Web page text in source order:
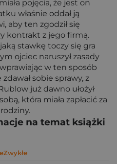
pojęcia, że jest on
właśnie oddał ją
aby ten zgodził się
kontrakt z jego firmą.
stawkę toczy się gra
ojciec naruszył zasady
w ten sposób
sobie sprawy, z
już dawno ułożył
która miała zapłacić za
na temat książki